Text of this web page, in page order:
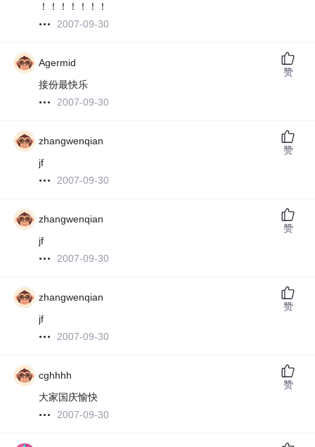
！！！！！！！
2007-09-30
Agermid
接份最快乐
2007-09-30
赞
zhangwenqian
jf
2007-09-30
赞
zhangwenqian
jf
2007-09-30
赞
zhangwenqian
jf
2007-09-30
赞
cghhhh
大家国庆愉快
2007-09-30
赞